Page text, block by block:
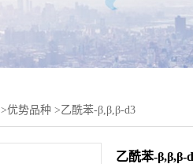
>优势品种 >乙酰苯-β,β,β-d3
乙酰苯-β,β,β-